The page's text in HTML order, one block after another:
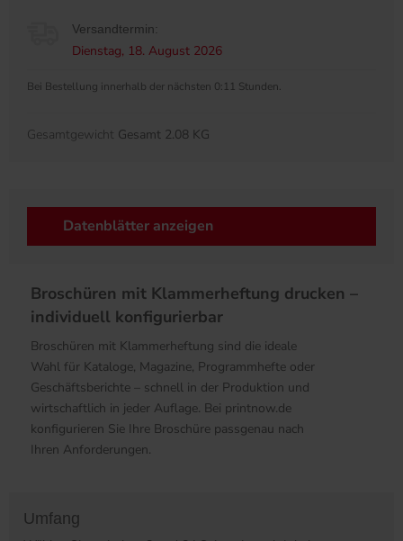
Versandtermin:
Dienstag, 18. August 2026
Bei Bestellung innerhalb der nächsten 0:11 Stunden.
Gesamtgewicht Gesamt 2.08 KG
Datenblätter anzeigen
Broschüren mit Klammerheftung drucken –
individuell konfigurierbar
Broschüren mit Klammerheftung sind die ideale
Wahl für Kataloge, Magazine, Programmhefte oder
Geschäftsberichte – schnell in der Produktion und
wirtschaftlich in jeder Auflage. Bei printnow.de
konfigurieren Sie Ihre Broschüre passgenau nach
Ihren Anforderungen.
Umfang